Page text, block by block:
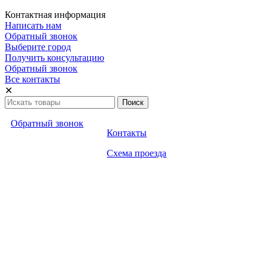
Контактная информация
Написать нам
Обратный звонок
Выберите город
Получить консультацию
Обратный звонок
Все контакты
✕
Обратный звонок
Контакты
Схема проезда